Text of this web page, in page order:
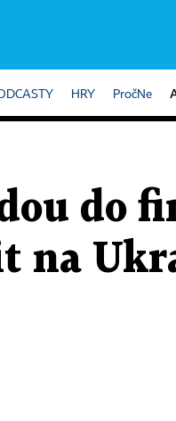
HRY PročNe
do
na